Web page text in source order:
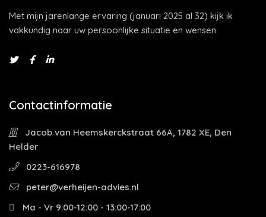
Met mijn jarenlange ervaring (januari 2025 al 32) kijk ik
vakkundig naar uw persoonlijke situatie en wensen.
Contactinformatie
Jacob van Heemskerckstraat 66A, 1782 XE, Den
Helder
0223-616978
peter@verheijen-advies.nl
Ma - Vr 9:00-12:00 - 13:00-17:00